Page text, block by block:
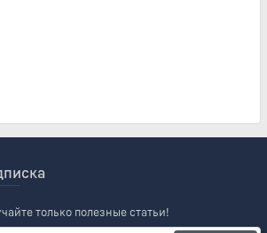
только полезные статьи!